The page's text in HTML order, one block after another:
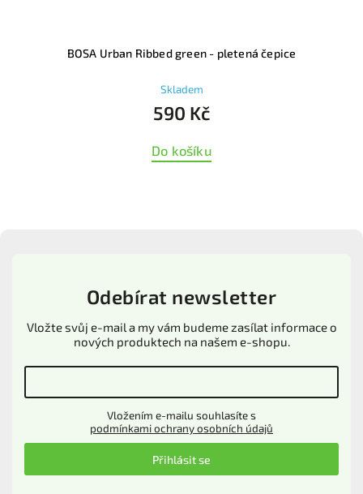
BOSA Urban Ribbed green - pletená čepice
Skladem
590 Kč
Do košíku
Odebírat newsletter
Vložte svůj e-mail a my vám budeme zasílat informace o
nových produktech na našem e-shopu.
podmínkami ochrany osobních údajů
Přihlásit se